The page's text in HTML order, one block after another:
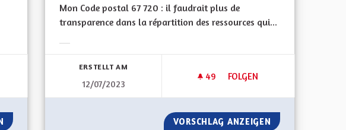
DE COLLECTIVITÉ TERRITORIALE
QUEL TYPE DE COLLECTIVITÉ TERRITORIALE
Mon Code postal 67 720 : il faudrait plus de
transparence dans la répartition des ressources qui...
ERSTELLT AM
12/07/2023
49 49 FOLLOWER
FOLGEN
EGALITÉ ENTRE LES
VORSCHLAG ANZEIGEN EGALITÉ ENTRE